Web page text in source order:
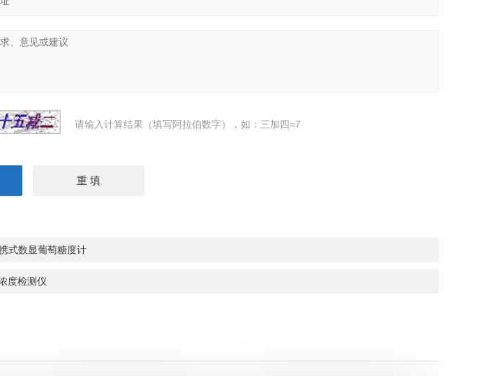
请输入计算结果（填写阿拉伯数字），如：三加四=7
式数显葡萄糖度计
度检测仪